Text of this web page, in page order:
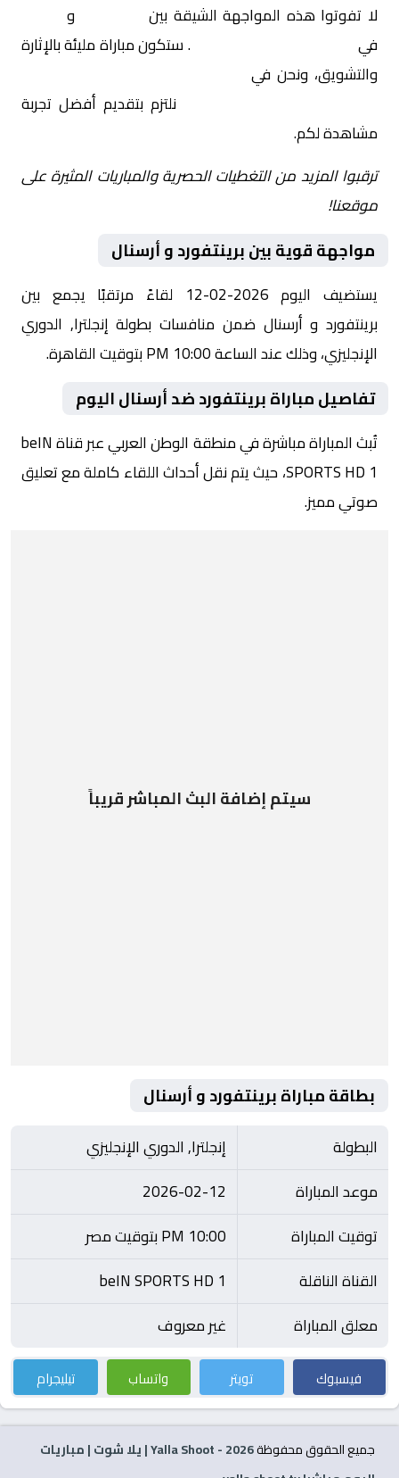
لا تفوتوا هذه المواجهة الشيقة بين و
في
. ستكون مباراة مليئة بالإثارة
والتشويق، ونحن في
نلتزم بتقديم أفضل تجربة
مشاهدة لكم.
ترقبوا المزيد من التغطيات الحصرية والمباريات المثيرة على
موقعنا!
مواجهة قوية بين برينتفورد و أرسنال
يستضيف اليوم 2026-02-12 لقاءً مرتقبًا يجمع بين
برينتفورد و أرسنال ضمن منافسات بطولة إنجلترا, الدوري
الإنجليزي، وذلك عند الساعة 10:00 PM بتوقيت القاهرة.
تفاصيل مباراة برينتفورد ضد أرسنال اليوم
تُبث المباراة مباشرة في منطقة الوطن العربي عبر قناة beIN
SPORTS HD 1، حيث يتم نقل أحداث اللقاء كاملة مع تعليق
صوتي مميز.
سيتم إضافة البث المباشر قريباً
بطاقة مباراة برينتفورد و أرسنال
البطولة
إنجلترا, الدوري الإنجليزي
موعد المباراة
2026-02-12
توقيت المباراة
10:00 PM بتوقيت مصر
القناة الناقلة
beIN SPORTS HD 1
معلق المباراة
غير معروف
فيسبوك تويتر واتساب تيليجرام
جميع الحقوق محفوظة2026
- Yalla Shoot | يلا شوت | مباريات